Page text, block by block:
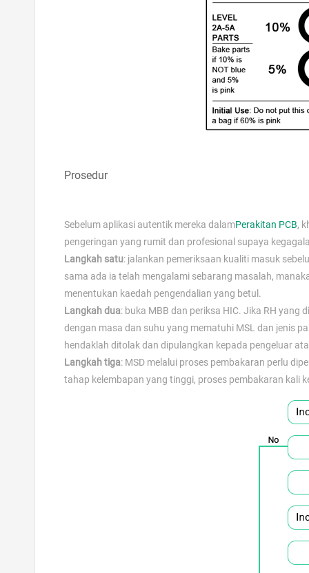
Prosedur
Sebelum aplikasi autentik mereka dalamPerakitan PCB,
pengeringan yang rumit dan profesional supaya
Langkah satu: jalankan pemeriksaan kualiti masuk
sama ada ia telah mengalami sebarang masalah,
menentukan kaedah pengendalian yang betul.
Langkah dua: buka MBB dan periksa HIC. Jika RH yang
dengan masa dan suhu yang mematuhi MSL dan jenis
hendaklah ditolak dan dipulangkan kepada pengeluar
Langkah tiga: MSD melalui proses pembakaran perlu
tahap kelembapan yang tinggi, proses pembakaran kali